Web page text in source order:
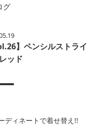
グ
】ペンシルストライ
ッド
ディネートで着せ替え!!